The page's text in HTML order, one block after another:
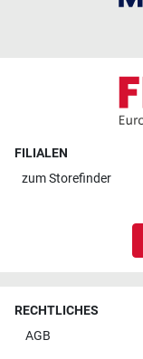
FILIALEN
zumStorefinder
RECHTLICHES
AGB